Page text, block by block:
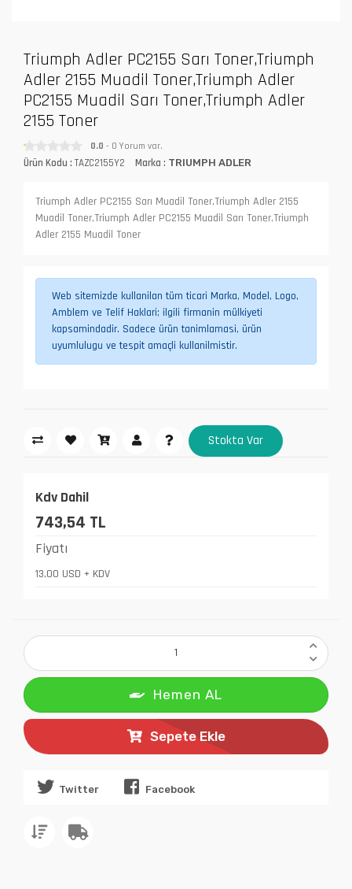
Triumph Adler PC2155 Sarı Toner,Triumph
Adler 2155 Muadil Toner,Triumph Adler
PC2155 Muadil Sarı Toner,Triumph Adler
2155 Toner
0.0 - 0 Yorum var.
Ürün Kodu : TAZC2155Y2 Marka : TRIUMPH ADLER
Triumph Adler PC2155 Sarı Muadil Toner,Triumph Adler 2155
Muadil Toner,Triumph Adler PC2155 Muadil Sarı Toner,Triumph
Adler 2155 Muadil Toner
Web sitemizde kullanilan tüm ticari Marka, Model, Logo,
Amblem ve Telif Haklari; ilgili firmanin mülkiyeti
kapsamindadir. Sadece ürün tanimlamasi, ürün
uyumlulugu ve tespit amaçli kullanilmistir.
Stokta Var
Kdv Dahil
743,54 TL
Fiyatı
13,00 USD + KDV
Hemen AL
Sepete Ekle
Twitter Facebook